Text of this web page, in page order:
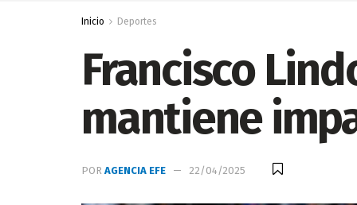
Inicio Deportes
Francisco
mantiene
POR AGENCIA EFE 22/04/2025